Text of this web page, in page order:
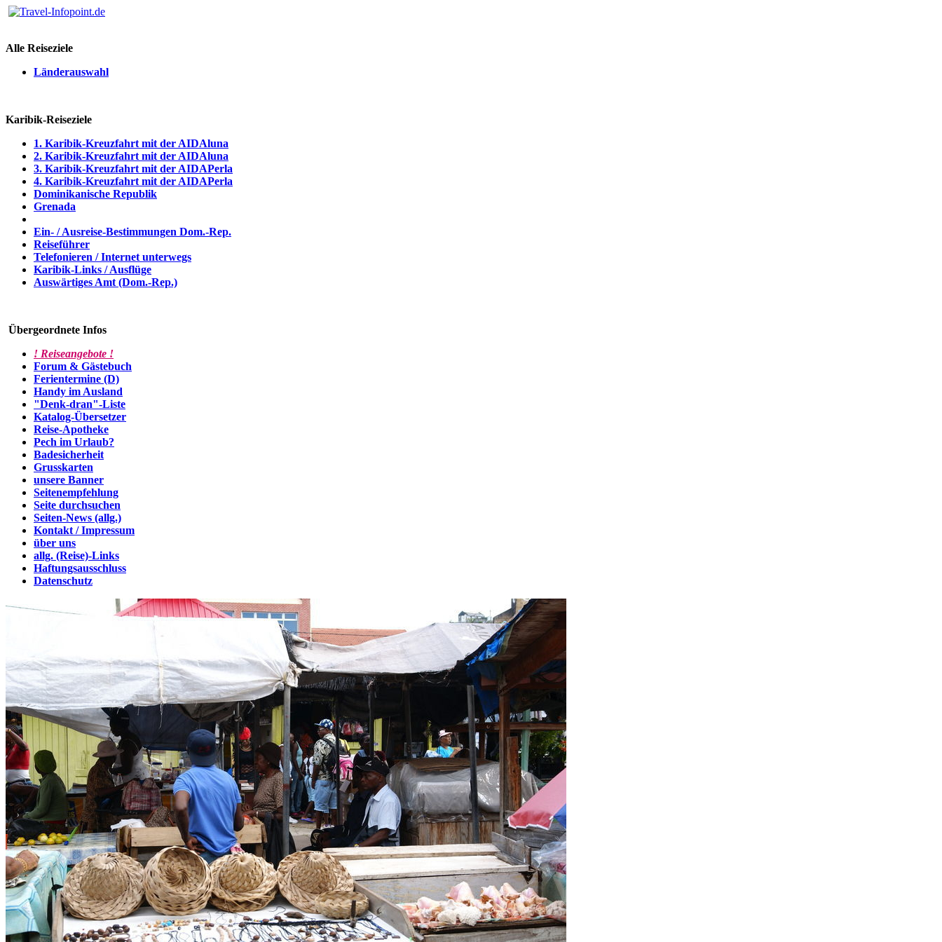
Alle Reiseziele
Länderauswahl
Karibik-Reiseziele
1. Karibik-Kreuzfahrt mit der AIDAluna
2. Karibik-Kreuzfahrt mit der AIDAluna
3. Karibik-Kreuzfahrt mit der AIDAPerla
4. Karibik-Kreuzfahrt mit der AIDAPerla
Dominikanische Republik
Grenada
Ein- / Ausreise-Bestimmungen Dom.-Rep.
Reiseführer
Telefonieren / Internet unterwegs
Karibik-Links / Ausflüge
Auswärtiges Amt (Dom.-Rep.)
Übergeordnete Infos
! Reiseangebote !
Forum & Gästebuch
Ferientermine (D)
Handy im Ausland
"Denk-dran"-Liste
Katalog-Übersetzer
Reise-Apotheke
Pech im Urlaub?
Badesicherheit
Grusskarten
unsere Banner
Seitenempfehlung
Seite durchsuchen
Seiten-News (allg.)
Kontakt / Impressum
über uns
allg. (Reise)-Links
Haftungsausschluss
Datenschutz